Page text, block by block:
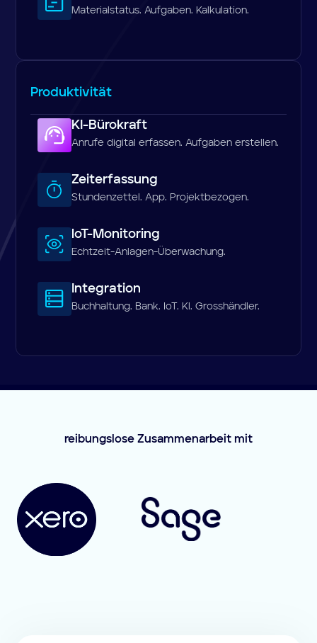
Materialstatus. Aufgaben. Kalkulation.
Produktivität
KI-Bürokraft
Anrufe digital erfassen. Aufgaben erstellen.
Zeiterfassung
Stundenzettel. App. Projektbezogen.
loT-Monitoring
Echtzeit-Anlagen-Überwachung.
Integration
Buchhaltung. Bank. IoT. Kl. Grosshändler.
reibungslose Zusammenarbeit mit